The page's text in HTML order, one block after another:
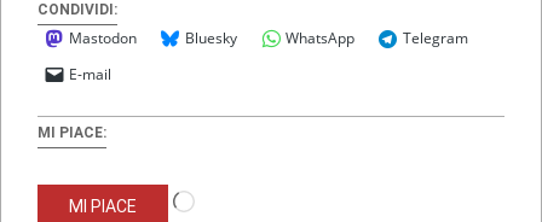
CONDIVIDI:
Mastodon Bluesky WhatsApp
Telegram
E-mail
MI PIACE:
MI PIACE